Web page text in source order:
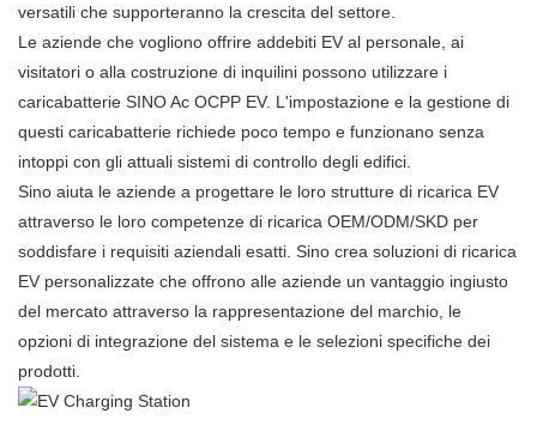
versatili che supporteranno la crescita del settore.
Le aziende che vogliono offrire addebiti EV al personale, ai
visitatori o alla costruzione di inquilini possono utilizzare i
caricabatterie SINO Ac OCPP EV. L'impostazione e la gestione di
questi caricabatterie richiede poco tempo e funzionano senza
intoppi con gli attuali sistemi di controllo degli edifici.
Sino aiuta le aziende a progettare le loro strutture di ricarica EV
attraverso le loro competenze di ricarica OEM/ODM/SKD per
soddisfare i requisiti aziendali esatti. Sino crea soluzioni di ricarica
EV personalizzate che offrono alle aziende un vantaggio ingiusto
del mercato attraverso la rappresentazione del marchio, le
opzioni di integrazione del sistema e le selezioni specifiche dei
prodotti.